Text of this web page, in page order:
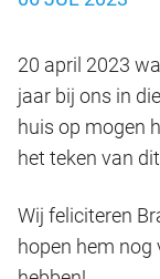
20 april 2023
jaar bij ons in
huis op mogen
het teken van
Wij feliciteren
hopen hem nog